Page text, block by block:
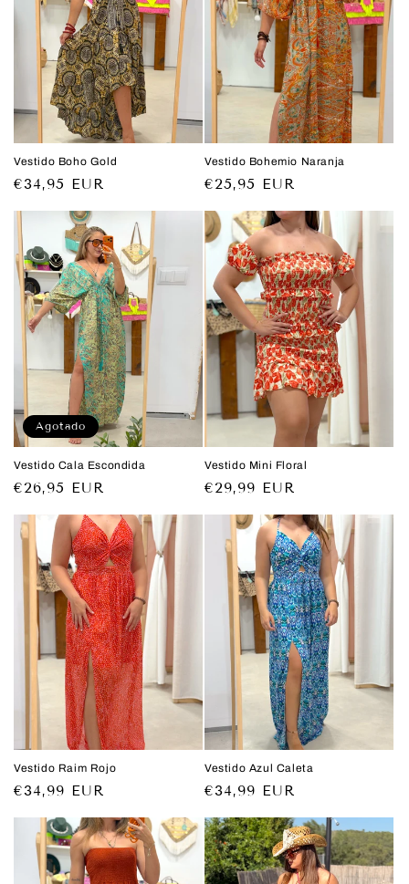
:
Vestido Boho Gold
Precio
€34,95 EUR
Vestido Bohemio Naranja
Precio
€25,95 EUR
Agotado
Vestido Cala Escondida
Precio
€26,95 EUR
Vestido Mini Floral
Precio
€29,99 EUR
Vestido Raim Rojo
Precio
€34,99 EUR
Vestido Azul Caleta
Precio
€34,99 EUR